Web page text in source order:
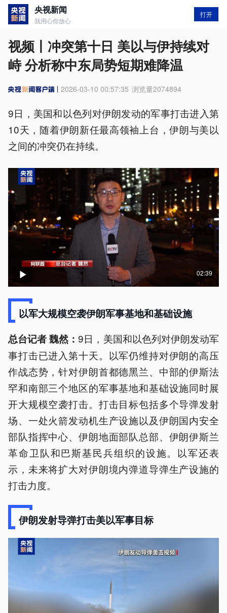
央视新闻
我用心你放心
打开
视频丨冲突第十日 美以与伊持续对
峙 分析称中东局势短期难降温
2026-03-10 00:57:35 浏览量2074894
9日，美国和以色列对伊朗发动的军事打击进入第
10天，随着伊朗新任最高领袖上台，伊朗与美以
之间的冲突仍在持续。
02:39
以军大规模空袭伊朗军事基地和基础设施
总台记者 魏然：9日，美国和以色列对伊朗发动军
事打击已进入第十天。以军仍维持对伊朗的高压
作战态势，针对伊朗首都德黑兰、中部的伊斯法
罕和南部三个地区的军事基地和基础设施同时展
开大规模空袭打击。打击目标包括多个导弹发射
场、一处火箭发动机生产设施以及伊朗国内安全
部队指挥中心、伊朗地面部队总部、伊朗伊斯兰
革命卫队和巴斯基民兵组织的设施。以军还表
示，未来将扩大对伊朗境内弹道导弹生产设施的
打击力度。
伊朗发射导弹打击美以军事目标